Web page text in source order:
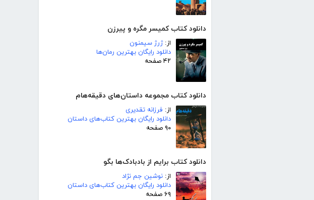
دانلود کتاب کمیسر مگره و پیرزن
از:ژرژ سیمنون
دانلود رایگان بهترین رمان‌ها
۴۲ صفحه
دانلود کتاب مجموعه داستان‌های دقیقه‌هام
از: فرزانه تقدیری
دانلود رایگان بهترین کتاب‌های داستان
۹۰ صفحه
دانلود کتاب برایم از بادبادک‌ها بگو
از: نوشین جم نژاد
دانلود رایگان بهترین کتاب‌های داستان
۶۹ صفحه